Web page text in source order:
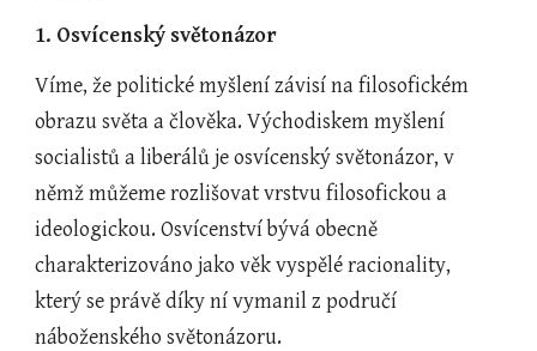
1. Osvícenský světonázor
Víme, že politické myšlení závisí na filosofickém
obrazu světa a člověka. Východiskem myšlení
socialistů a liberálů je osvícenský světonázor, v
němž můžeme rozlišovat vrstvu filosofickou a
ideologickou. Osvícenství bývá obecně
charakterizováno jako věk vyspělé racionality,
který se právě díky ní vymanil z područí
náboženského světonázoru.